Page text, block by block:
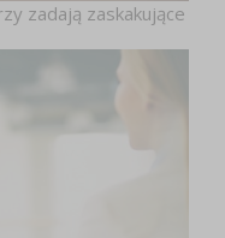
zadają zaskakujące